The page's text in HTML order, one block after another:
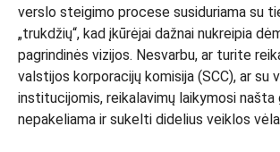
verslo steigimo procese susiduriama su
„trukdžių“, kad įkūrėjai dažnai nukreipia
pagrindinės vizijos. Nesvarbu, ar turite
valstijos korporacijų komisija (SCC), ar su
institucijomis, reikalavimų laikymosi našta
nepakeliama ir sukelti didelius veiklos